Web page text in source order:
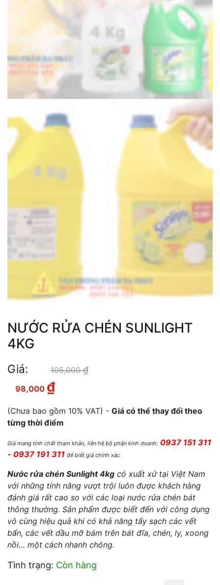
NƯỚC RỬA CHÉN SUNLIGHT
4KG
Giá: 105,000₫
98,000 ₫
(Chưa bao gồm 10% VAT) - Giá có thể thay đổi theo
từng thời điểm
Giá mang tính chất tham khảo, liên hệ bộ phận kinh doanh: 0937 151 311
- 0937 191 311 để biết giá chính xác
Nước rửa chén Sunlight 4kg có xuất xứ tại Việt Nam
với những tính năng vượt trội luôn được khách hàng
đánh giá rất cao so với các loại nước rửa chén bát
thông thường. Sản phẩm được biết đến với công dụng
vô cùng hiệu quả khi có khả năng tẩy sạch các vết
bẩn, các vết dầu mỡ bám trên bát đĩa, chén, ly, xoong
nồi… một cách nhanh chóng.
Tình trạng: Còn hàng